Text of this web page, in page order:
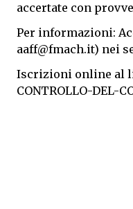
accertate con
Per informazioni:
aaff@fmach.it) nei
Iscrizioni online al
CONTROLLO-DEL-